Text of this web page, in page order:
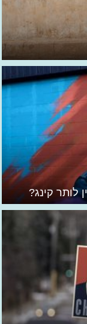
לותר קינג?